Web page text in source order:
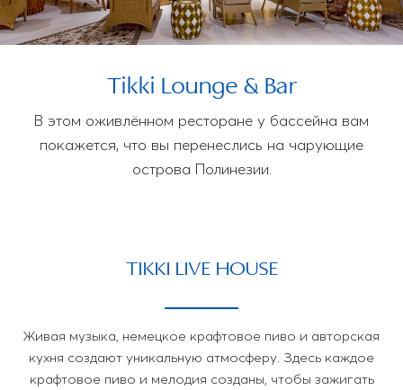
Tikki Lounge & Bar
В этом оживлённом ресторане у бассейна вам
покажется, что вы перенеслись на чарующие
острова Полинезии.
TIKKI LIVE HOUSE
Живая музыка, немецкое крафтовое пиво и авторская
кухня создают уникальную атмосферу. Здесь каждое
крафтовое пиво и мелодия созданы, чтобы зажигать